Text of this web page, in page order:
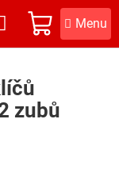
NÁKUPNÍ
KOŠÍK
zubů